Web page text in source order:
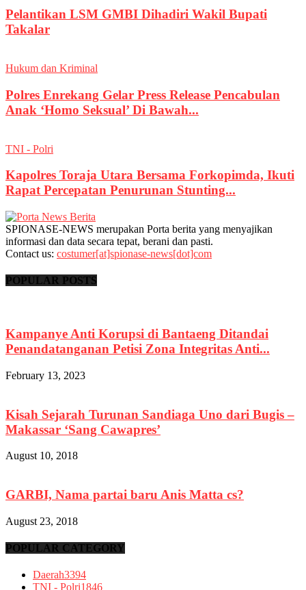
Pelantikan LSM GMBI Dihadiri Wakil Bupati
Takalar
Hukum dan Kriminal
Polres Enrekang Gelar Press Release Pencabulan
Anak ‘Homo Seksual’ Di Bawah...
TNI - Polri
Kapolres Toraja Utara Bersama Forkopimda, Ikuti
Rapat Percepatan Penurunan Stunting...
SPIONASE-NEWS merupakan Porta berita yang menyajikan
informasi dan data secara tepat, berani dan pasti.
Contact us: costumer[at]spionase-news[dot]com
POPULAR POSTS
Kampanye Anti Korupsi di Bantaeng Ditandai
Penandatanganan Petisi Zona Integritas Anti...
February 13, 2023
Kisah Sejarah Turunan Sandiaga Uno dari Bugis –
Makassar ‘Sang Cawapres’
August 10, 2018
GARBI, Nama partai baru Anis Matta cs?
August 23, 2018
POPULAR CATEGORY
Daerah3394
TNI - Polri1846